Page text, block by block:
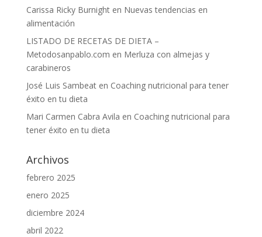
Carissa Ricky Burnighten Nuevas tendencias en
alimentación
LISTADO DE RECETAS DE DIETA –
Metodosanpablo.com en Merluza con almejas y
carabineros
José Luis Sambeaten Coaching nutricional para tener
éxito en tu dieta
Mari Carmen Cabra Avila en Coaching nutricional para
tener éxito en tu dieta
Archivos
febrero 2025
enero 2025
diciembre 2024
abril 2022